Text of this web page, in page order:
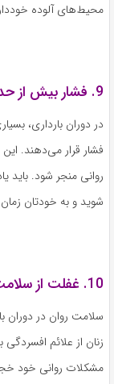
محیط‌های آلوده
9. فشار بیش از حد به بدن
در دوران بارداری،
فشار قرار می‌دهند.
روانی منجر شود. باید
شوید و به خودتان
10. غفلت از سلامت روانی
سلامت روان در دوران
زنان از علائم
مشکلات روانی خود